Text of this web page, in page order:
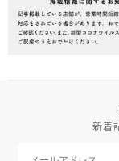
新着